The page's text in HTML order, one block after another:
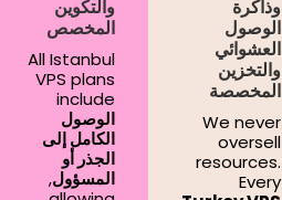
وذاكرة
الوصول
العشوائي
والتخزين
المخصصة
We never
oversell
resources.
Every
والتكوين
المخصص
All Istanbul
VPS plans
include
الوصول
الكامل إلى
الجذر أو
المسؤول,